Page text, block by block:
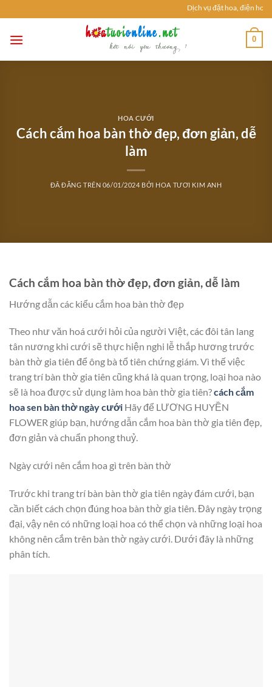
đến
nội
Dịch vụ đặt hoa, điện hoa
0
HOA CƯỚI
Cách cắm hoa bàn thờ đẹp, đơn giản, dễ
làm
ĐÃ ĐĂNG TRÊN 06/01/2024 BỞI HOA TƯƠI KIM ANH
Cách cắm hoa bàn thờ đẹp, đơn giản, dễ làm
Hướng dẫn các kiểu cắm hoa bàn thờ đẹp
Theo như văn hoá cưới hỏi của người Việt, các đôi tân lang
tân nương khi cưới sẽ thực hiện nghi lễ thắp hương trước
bàn thờ gia tiên để ông bà tổ tiên chứng giám. Vì thế việc
trang trí bàn thờ gia tiên cũng khá là quan trọng, loại hoa nào
sẽ là hoa được sử dụng làm hoa bàn thờ gia tiên?cách cắm
hoa sen bàn thờ ngày cưới Hãy để LƯƠNG HUYỀN
FLOWER giúp bạn, hướng dẫn cắm hoa bàn thờ gia tiên đẹp,
đơn giản và chuẩn phong thuỷ.
Ngày cưới nên cắm hoa gì trên bàn thờ
Trước khi trang trí bàn bàn thờ gia tiên ngày đám cưới, bạn
cần biết cách chọn đúng hoa bàn thờ gia tiên. Đây ngày trọng
đại, vậy nên có những loại hoa có thể chọn và những loại hoa
không nên cắm trên bàn thờ ngày cưới. Dưới đây là những
phân tích.